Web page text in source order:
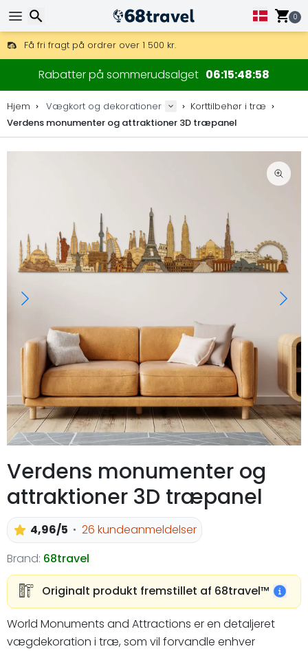
0
Få fri fragt på ordrer over 1 500 kr.
DHL Express fra dag til dag er også tilgængelig.
30 dages returret, 90 dage for trækort og dekorationer.
Original producent af kort og dekorationer.
Rabatter på sommerudsalget 06 15 48 57
Hjem Vægkort og dekorationer
Korttilbehør i træ
Verdens monumenter og attraktioner 3D træpanel
Verdens monumenter og
attraktioner 3D træpanel
4,96/5
26 kundeanmeldelser
Brand: 68travel
Originalt produkt fremstillet af 68travel™️
World Monuments and Attractions er en detaljeret
vægdekoration i træ, som vil forvandle enhver
Søg efter
Søg efter